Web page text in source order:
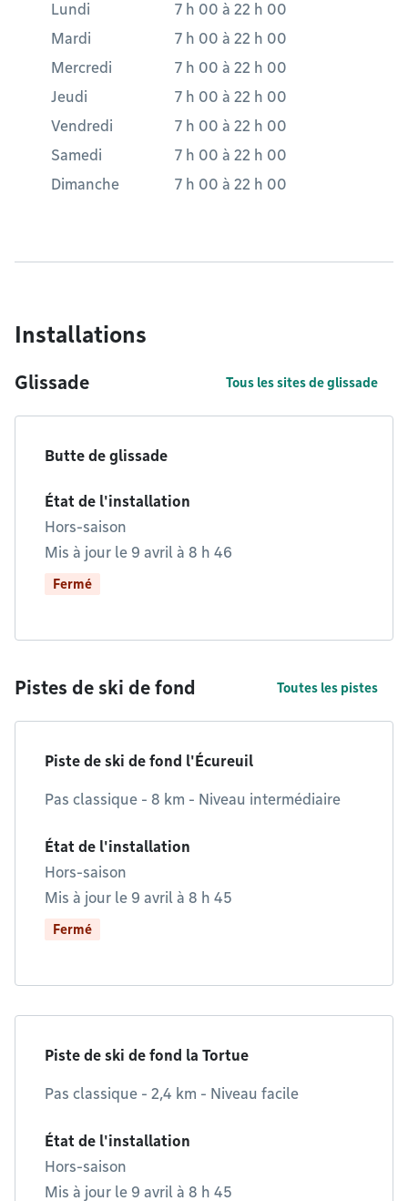
Lundi 7 h 00 à 22 h 00
Mardi
7 h 00 à 22 h 00
Mercredi
7 h 00 à 22 h 00
Jeudi
7 h 00 à 22 h 00
Vendredi
7 h 00 à 22 h 00
Samedi
7 h 00 à 22 h 00
Dimanche
7 h 00 à 22 h 00
Installations
Glissade Tous les sites de glissade
Butte de glissade
État de l'installation
Hors-saison
Mis à jour le 9 avril à 8 h 46
Fermé
Pistes de ski de fond Toutes les pistes
Piste de ski de fond l'Écureuil
Pas classique - 8 km - Niveau intermédiaire
État de l'installation
Hors-saison
Mis à jour le 9 avril à 8 h 45
Fermé
Piste de ski de fond la Tortue
Pas classique - 2,4 km - Niveau facile
État de l'installation
Hors-saison
Mis à jour le 9 avril à 8 h 45